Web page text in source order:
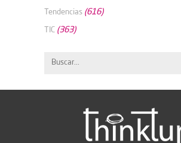
Tendencias (616)
TIC (363)